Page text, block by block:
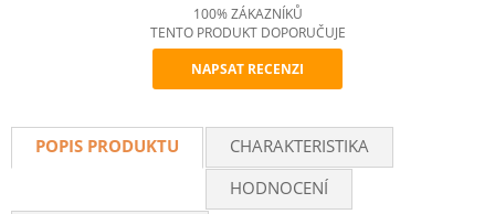
Recommend
100% ZÁKAZNÍKŮ
TENTO PRODUKT DOPORUČUJE
NAPSAT RECENZI
POPIS PRODUKTU
CHARAKTERISTIKA
HODNOCENÍ